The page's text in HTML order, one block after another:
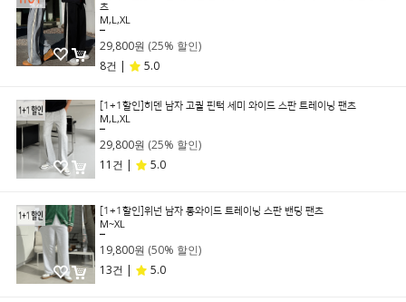
츠
M,L,XL
29,800원 (25% 할인)
8건 |
5.0
[1+1할인]히덴 남자 고퀄 핀턱 세미 와이드 스판 트레이닝 팬츠
M,L,XL
29,800원 (25% 할인)
11건 |
5.0
[1+1할인]위넌 남자 롱와이드 트레이닝 스판 밴딩 팬츠
M~XL
19,800원 (50% 할인)
13건 |
5.0